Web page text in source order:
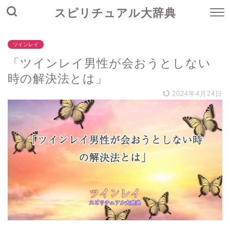
スピリチュアル大辞典
ツインレイ
「ツインレイ男性が会おうとしない
時の解決法とは」
2024年4月24日